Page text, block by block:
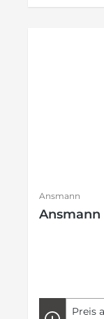
Ansmann
Ansmann
Preis